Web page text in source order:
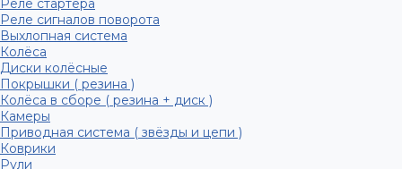
Реле стартера
Реле сигналов поворота
Выхлопная система
Колёса
Диски колёсные
Покрышки ( резина )
Колёса в сборе ( резина + диск )
Камеры
Приводная система ( звёзды и цепи )
Коврики
Рули